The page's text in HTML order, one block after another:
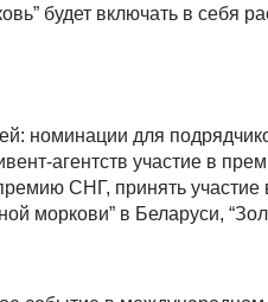
будет включать в себя
номинации для
агентств участие в
СНГ, принять участие
моркови” в Беларуси,